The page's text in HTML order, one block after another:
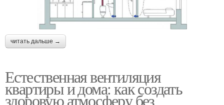
читать дальше →
Естественная вентиляция
квартиры и дома: как создать
здоровую атмосферу без